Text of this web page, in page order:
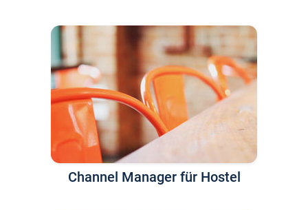
Channel Manager für Hostel